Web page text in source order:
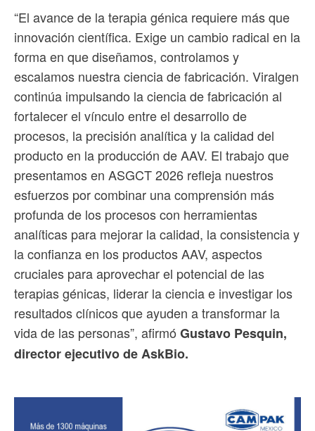
“El avance de la terapia génica requiere más que
innovación científica. Exige un cambio radical en la
forma en que diseñamos, controlamos y
escalamos nuestra ciencia de fabricación. Viralgen
continúa impulsando la ciencia de fabricación al
fortalecer el vínculo entre el desarrollo de
procesos, la precisión analítica y la calidad del
producto en la producción de AAV. El trabajo que
presentamos en ASGCT 2026 refleja nuestros
esfuerzos por combinar una comprensión más
profunda de los procesos con herramientas
analíticas para mejorar la calidad, la consistencia y
la confianza en los productos AAV, aspectos
cruciales para aprovechar el potencial de las
terapias génicas, liderar la ciencia e investigar los
resultados clínicos que ayuden a transformar la
vida de las personas”, afirmó Gustavo Pesquin,
director ejecutivo de AskBio.